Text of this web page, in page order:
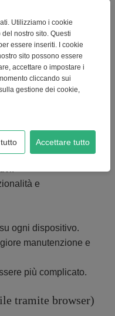
un'applicazione
dipende dalle
della vostra
delle
a decidere:
e
ogni dispositivo.
manutenzione e
più complicato.
tramite browser)
Utilizziamo i cookie
nostro sito. Questi
essere inseriti. I cookie
sito possono essere
accettare o impostare i
cliccando sui
gestione dei cookie,
Accettare tutto